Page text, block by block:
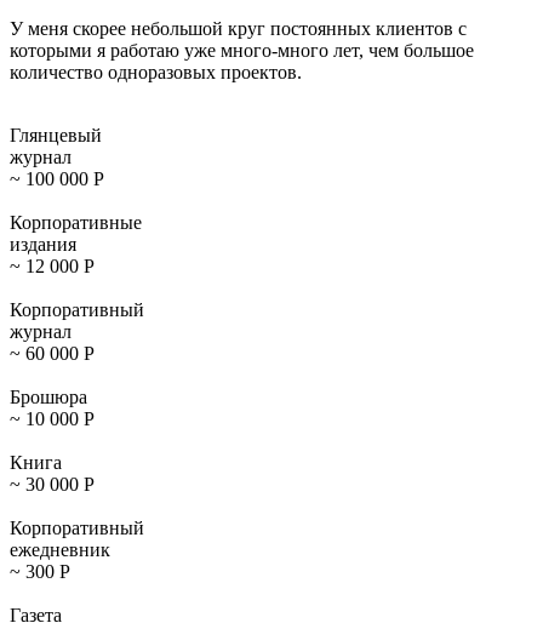
У меня скорее небольшой круг постоянных клиентов с
которыми я работаю уже много-много лет, чем большое
количество одноразовых проектов.
Глянцевый
журнал
~ 100 000 Р
Корпоративные
издания
~ 12 000 Р
Корпоративный
журнал
~ 60 000 Р
Брошюра
~ 10 000 Р
Книга
~ 30 000 Р
Корпоративный
ежедневник
~ 300 Р
Газета